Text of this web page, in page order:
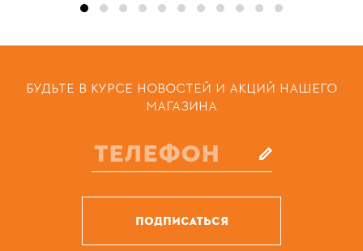
БУДЬТЕ В КУРСЕ НОВОСТЕЙ И АКЦИЙ НАШЕГО
МАГАЗИНА
ПОДПИСАТЬСЯ